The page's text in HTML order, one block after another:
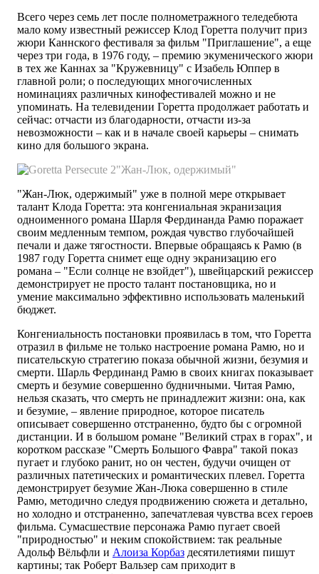
Всего через семь лет после полнометражного теледебюта
мало кому известный режиссер Клод Горетта получит приз
жюри Каннского фестиваля за фильм "Приглашение", а еще
через три года, в 1976 году, – премию экуменического жюри
в тех же Каннах за "Кружевницу" с Изабель Юппер в
главной роли; о последующих многочисленных
номинациях различных кинофестивалей можно и не
упоминать. На телевидении Горетта продолжает работать и
сейчас: отчасти из благодарности, отчасти из-за
невозможности – как и в начале своей карьеры – снимать
кино для большого экрана.
"Жан-Люк, одержимый"
"Жан-Люк, одержимый" уже в полной мере открывает
талант Клода Горетта: эта конгениальная экранизация
одноименного романа Шарля Фердинанда Рамю поражает
своим медленным темпом, рождая чувство глубочайшей
печали и даже тягостности. Впервые обращаясь к Рамю (в
1987 году Горетта снимет еще одну экранизацию его
романа – "Если солнце не взойдет"), швейцарский режиссер
демонстрирует не просто талант постановщика, но и
умение максимально эффективно использовать маленький
бюджет.
Конгениальность постановки проявилась в том, что Горетта
отразил в фильме не только настроение романа Рамю, но и
писательскую стратегию показа обычной жизни, безумия и
смерти. Шарль Фердинанд Рамю в своих книгах показывает
смерть и безумие совершенно будничными. Читая Рамю,
нельзя сказать, что смерть не принадлежит жизни: она, как
и безумие, – явление природное, которое писатель
описывает совершенно отстраненно, будто бы с огромной
дистанции. И в большом романе "Великий страх в горах", и
коротком рассказе "Смерть Большого Фавра" такой показ
пугает и глубоко ранит, но он честен, будучи очищен от
различных патетических и романтических плевел. Горетта
демонстрирует безумие Жан-Люка совершенно в стиле
Рамю, методично следуя продвижению сюжета и детально,
но холодно и отстраненно, запечатлевая чувства всех героев
фильма. Сумасшествие персонажа Рамю пугает своей
"природностью" и неким спокойствием: так реальные
Адольф Вёльфли и Алоиза Корбаз десятилетиями пишут
картины; так Роберт Вальзер сам приходит в